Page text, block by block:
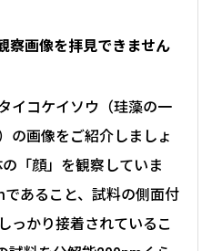
察画像を拝見できません
イコケイソウ（珪藻の一
の画像をご紹介しましょ
「顔」を観察していま
あること、試料の側面付
っかり接着されているこ